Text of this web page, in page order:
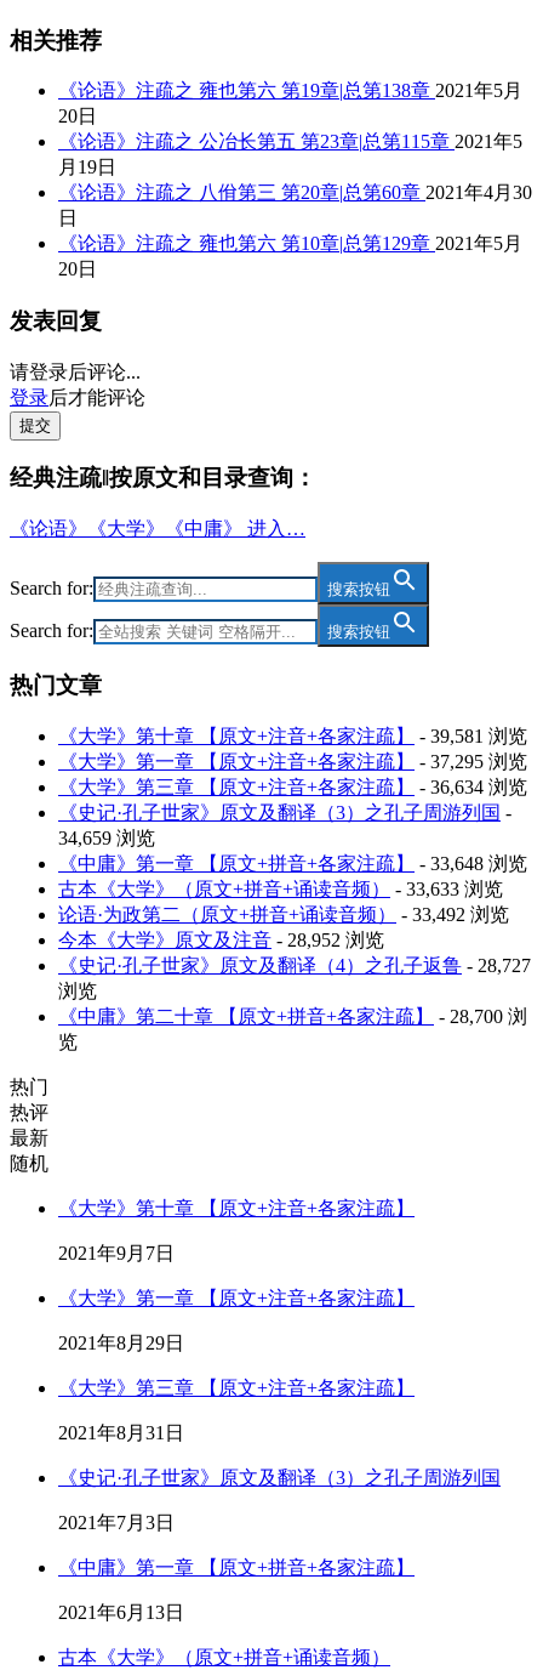
相关推荐
《论语》注疏之 雍也第六 第19章|总第138章 2021年5月
20日
《论语》注疏之 公冶长第五 第23章|总第115章 2021年5
月19日
《论语》注疏之 八佾第三 第20章|总第60章 2021年4月30
日
《论语》注疏之 雍也第六 第10章|总第129章 2021年5月
20日
发表回复
请登录后评论...
登录后才能评论
提交
经典注疏‖按原文和目录查询：
《论语》《大学》《中庸》 进入…
Search for: 搜索按钮
Search for: 搜索按钮
热门文章
《大学》第十章 【原文+注音+各家注疏】
- 39,581 浏览
《大学》第一章 【原文+注音+各家注疏】
- 37,295 浏览
《大学》第三章 【原文+注音+各家注疏】
- 36,634 浏览
《史记·孔子世家》原文及翻译（3）之孔子周游列国 -
34,659 浏览
《中庸》第一章 【原文+拼音+各家注疏】
- 33,648 浏览
古本《大学》（原文+拼音+诵读音频）
- 33,633 浏览
论语·为政第二（原文+拼音+诵读音频）
- 33,492 浏览
今本《大学》原文及注音 - 28,952 浏览
《史记·孔子世家》原文及翻译（4）之孔子返鲁 - 28,727
浏览
《中庸》第二十章 【原文+拼音+各家注疏】
- 28,700 浏
览
热门
热评
最新
随机
《大学》第十章 【原文+注音+各家注疏】
2021年9月7日
《大学》第一章 【原文+注音+各家注疏】
2021年8月29日
《大学》第三章 【原文+注音+各家注疏】
2021年8月31日
《史记·孔子世家》原文及翻译（3）之孔子周游列国
2021年7月3日
《中庸》第一章 【原文+拼音+各家注疏】
2021年6月13日
古本《大学》（原文+拼音+诵读音频）